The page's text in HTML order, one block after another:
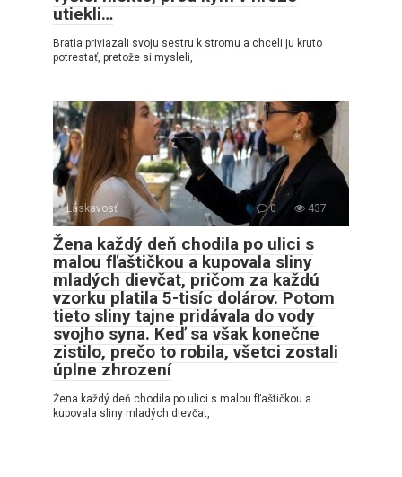
utiekli…
Bratia priviazali svoju sestru k stromu a chceli ju kruto
potrestať, pretože si mysleli,
Láskavosť 0 437
Žena každý deň chodila po ulici s
malou fľaštičkou a kupovala sliny
mladých dievčat, pričom za každú
vzorku platila 5-tisíc dolárov. Potom
tieto sliny tajne pridávala do vody
svojho syna. Keď sa však konečne
zistilo, prečo to robila, všetci zostali
úplne zhrození
Žena každý deň chodila po ulici s malou fľaštičkou a
kupovala sliny mladých dievčat,